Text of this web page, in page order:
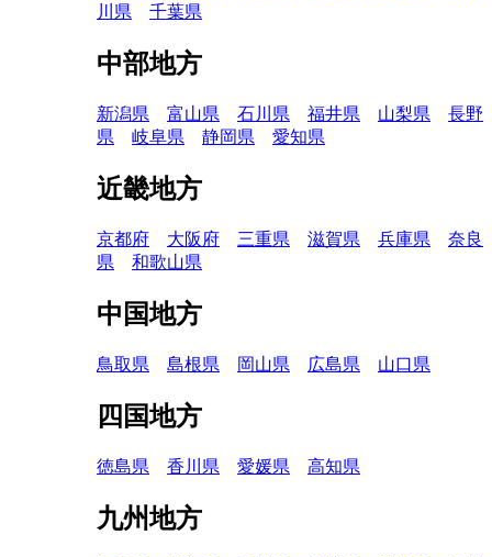
川県
千葉県
中部地方
新潟県 富山県 石川県 福井県 山梨県
長野
県
岐阜県 静岡県 愛知県
近畿地方
京都府 大阪府 三重県 滋賀県 兵庫県
奈良
県
和歌山県
中国地方
鳥取県 島根県 岡山県 広島県 山口県
四国地方
徳島県 香川県 愛媛県 高知県
九州地方